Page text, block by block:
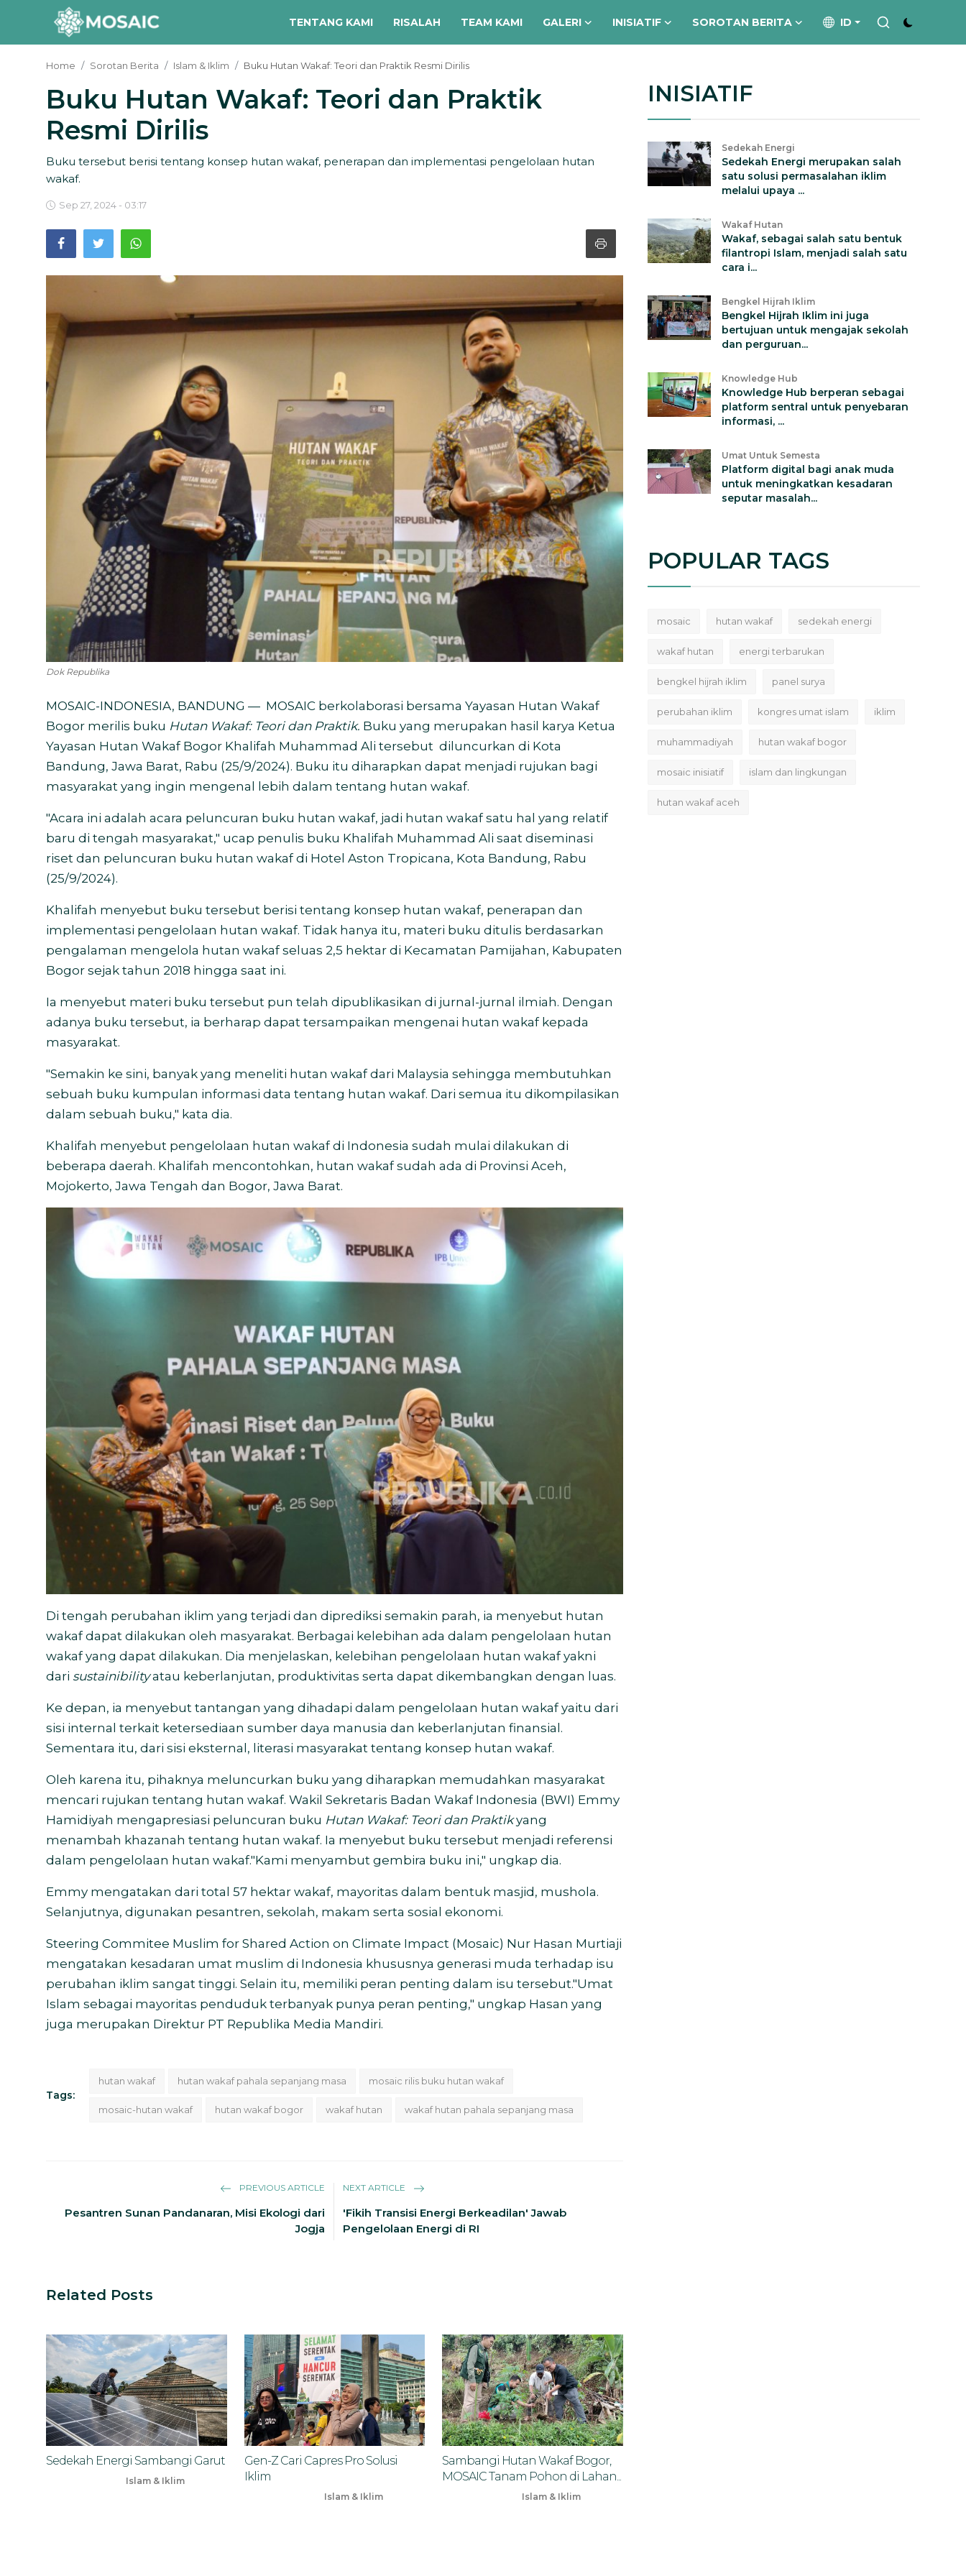
TENTANG KAMI RISALAH TEAM KAMI GALERI INISIATIF SOROTAN BERITA ID
Contact
Tentang Kami
Risalah
Team Kami
Bahasa
Home Sorotan Berita Islam & Iklim Buku Hutan Wakaf: Teori dan Praktik Resmi Dirilis
Buku Hutan Wakaf: Teori dan Praktik
Resmi Dirilis
Buku tersebut berisi tentang konsep hutan wakaf, penerapan dan implementasi pengelolaan hutan
wakaf.
Sep 27, 2024 - 03:17
Dok Republika
MOSAIC-INDONESIA, BANDUNG — MOSAIC berkolaborasi bersama Yayasan Hutan Wakaf
Bogor merilis buku Hutan Wakaf: Teori dan Praktik. Buku yang merupakan hasil karya Ketua
Yayasan Hutan Wakaf Bogor Khalifah Muhammad Ali tersebut diluncurkan di Kota
Bandung, Jawa Barat, Rabu (25/9/2024). Buku itu diharapkan dapat menjadi rujukan bagi
masyarakat yang ingin mengenal lebih dalam tentang hutan wakaf.
"Acara ini adalah acara peluncuran buku hutan wakaf, jadi hutan wakaf satu hal yang relatif
baru di tengah masyarakat," ucap penulis buku Khalifah Muhammad Ali saat diseminasi
riset dan peluncuran buku hutan wakaf di Hotel Aston Tropicana, Kota Bandung, Rabu
(25/9/2024).
Khalifah menyebut buku tersebut berisi tentang konsep hutan wakaf, penerapan dan
implementasi pengelolaan hutan wakaf. Tidak hanya itu, materi buku ditulis berdasarkan
pengalaman mengelola hutan wakaf seluas 2,5 hektar di Kecamatan Pamijahan, Kabupaten
Bogor sejak tahun 2018 hingga saat ini.
Ia menyebut materi buku tersebut pun telah dipublikasikan di jurnal-jurnal ilmiah. Dengan
adanya buku tersebut, ia berharap dapat tersampaikan mengenai hutan wakaf kepada
masyarakat.
"Semakin ke sini, banyak yang meneliti hutan wakaf dari Malaysia sehingga membutuhkan
sebuah buku kumpulan informasi data tentang hutan wakaf. Dari semua itu dikompilasikan
dalam sebuah buku," kata dia.
Khalifah menyebut pengelolaan hutan wakaf di Indonesia sudah mulai dilakukan di
beberapa daerah. Khalifah mencontohkan, hutan wakaf sudah ada di Provinsi Aceh,
Mojokerto, Jawa Tengah dan Bogor, Jawa Barat.
Di tengah perubahan iklim yang terjadi dan diprediksi semakin parah, ia menyebut hutan
wakaf dapat dilakukan oleh masyarakat. Berbagai kelebihan ada dalam pengelolaan hutan
wakaf yang dapat dilakukan. Dia menjelaskan, kelebihan pengelolaan hutan wakaf yakni
dari sustainibilityatau keberlanjutan, produktivitas serta dapat dikembangkan dengan luas.
Ke depan, ia menyebut tantangan yang dihadapi dalam pengelolaan hutan wakaf yaitu dari
sisi internal terkait ketersediaan sumber daya manusia dan keberlanjutan finansial.
Sementara itu, dari sisi eksternal, literasi masyarakat tentang konsep hutan wakaf.
Oleh karena itu, pihaknya meluncurkan buku yang diharapkan memudahkan masyarakat
mencari rujukan tentang hutan wakaf. Wakil Sekretaris Badan Wakaf Indonesia (BWI) Emmy
Hamidiyah mengapresiasi peluncuran buku Hutan Wakaf: Teori dan Praktikyang
menambah khazanah tentang hutan wakaf. Ia menyebut buku tersebut menjadi referensi
dalam pengelolaan hutan wakaf."Kami menyambut gembira buku ini," ungkap dia.
Emmy mengatakan dari total 57 hektar wakaf, mayoritas dalam bentuk masjid, mushola.
Selanjutnya, digunakan pesantren, sekolah, makam serta sosial ekonomi.
Steering Commitee Muslim for Shared Action on Climate Impact (Mosaic) Nur Hasan Murtiaji
mengatakan kesadaran umat muslim di Indonesia khususnya generasi muda terhadap isu
perubahan iklim sangat tinggi. Selain itu, memiliki peran penting dalam isu tersebut."Umat
Islam sebagai mayoritas penduduk terbanyak punya peran penting," ungkap Hasan yang
juga merupakan Direktur PT Republika Media Mandiri.
Tags:
hutan wakaf hutan wakaf pahala sepanjang masa mosaic rilis buku hutan wakaf
mosaic-hutan wakaf hutan wakaf bogor wakaf hutan wakaf hutan pahala sepanjang masa
PREVIOUS ARTICLE
Pesantren Sunan Pandanaran, Misi Ekologi dari
Jogja
NEXT ARTICLE
'Fikih Transisi Energi Berkeadilan' Jawab
Pengelolaan Energi di RI
Related Posts
Sedekah Energi Sambangi Garut
Islam & Iklim
Gen-Z Cari Capres Pro Solusi
Iklim
Islam & Iklim
Sambangi Hutan Wakaf Bogor,
MOSAIC Tanam Pohon di Lahan...
Islam & Iklim
INISIATIF
Sedekah Energi
Sedekah Energi merupakan salah
satu solusi permasalahan iklim
melalui upaya ...
Wakaf Hutan
Wakaf, sebagai salah satu bentuk
filantropi Islam, menjadi salah satu
cara i...
Bengkel Hijrah Iklim
Bengkel Hijrah Iklim ini juga
bertujuan untuk mengajak sekolah
dan perguruan...
Knowledge Hub
Knowledge Hub berperan sebagai
platform sentral untuk penyebaran
informasi, ...
Umat Untuk Semesta
Platform digital bagi anak muda
untuk meningkatkan kesadaran
seputar masalah...
POPULAR TAGS
mosaic hutan wakaf sedekah energi
wakaf hutan energi terbarukan
bengkel hijrah iklim panel surya
perubahan iklim kongres umat islam iklim
muhammadiyah hutan wakaf bogor
mosaic inisiatif islam dan lingkungan
hutan wakaf aceh